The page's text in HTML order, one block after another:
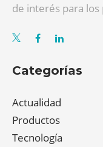
de interés para
Categorías
Actualidad
Productos
Tecnología